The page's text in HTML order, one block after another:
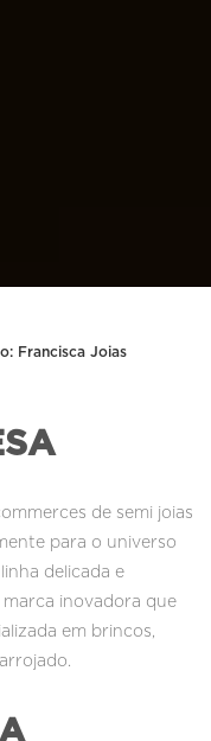
Francisca Joias
de semi joias
para o universo
delicada e
inovadora que
em brincos,